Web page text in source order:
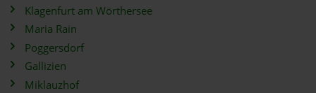
Klagenfurt am Wörthersee
Maria Rain
Poggersdorf
Gallizien
Miklauzhof